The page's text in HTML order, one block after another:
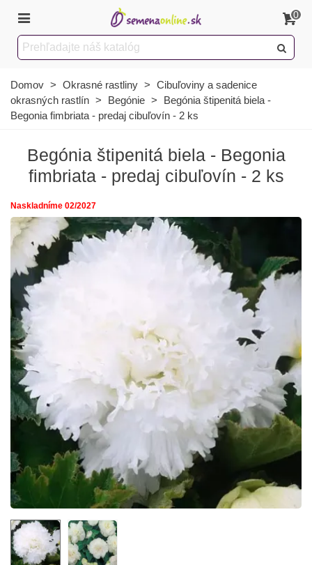
0
Domov > Okrasné rastliny > Cibuľoviny a sadenice
okrasných rastlín > Begónie >
Begónia štipenitá biela -
Begonia fimbriata - predaj cibuľovín - 2 ks
Begónia štipenitá biela - Begonia
fimbriata - predaj cibuľovín - 2 ks
Naskladníme 02/2027